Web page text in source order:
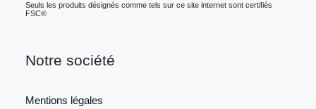
Seuls les produits désignés comme tels sur ce site internet sont certifiés
FSC®
Notre société
Mentions légales